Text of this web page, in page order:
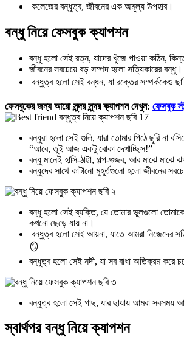
কলেজের বন্ধুত্ব, জীবনের এক অমূল্য উপহার।
বন্ধু নিয়ে ফেসবুক ক্যাপশন
বন্ধু হলো সেই রত্ন, যাদের খুঁজে পাওয়া কঠিন,
জীবনের সবচেয়ে বড় সম্পদ হলো সত্যিকারের বন্ধু।
বন্ধুত্ব হলো সেই বন্ধন, যা রক্তের সম্পর্ককেও
ফেসবুকের জন্য আরো সুন্দর সুন্দর ক্যাপশন দেখুন: ফেসবুক
বন্ধুরা হলো সেই গুলি, যারা তোমার পিঠে ছুরি না
“আরে, তুই আজ একটু বোকা দেখাচ্ছিস!”
বন্ধু মানেই হাসি-ঠাট্টা, গল্প-গুজব, আর মাঝে মাঝে
বন্ধুদের সাথে কাটানো মুহূর্তগুলো হলো জীবনের
বন্ধু হলো সেই ব্যক্তি, যে তোমার ভুলগুলো
কখনো ছেড়ে যায় না।
বন্ধুত্ব হলো সেই আয়না, যাতে আমরা নিজেদের
🪞
বন্ধুত্ব হলো সেই নদী, যা সব বাধা অতিক্রম করে
বন্ধুত্ব হলো সেই গাছ, যার ছায়ায় আমরা সবসময়
স্বার্থপর বন্ধু নিয়ে ক্যাপশন